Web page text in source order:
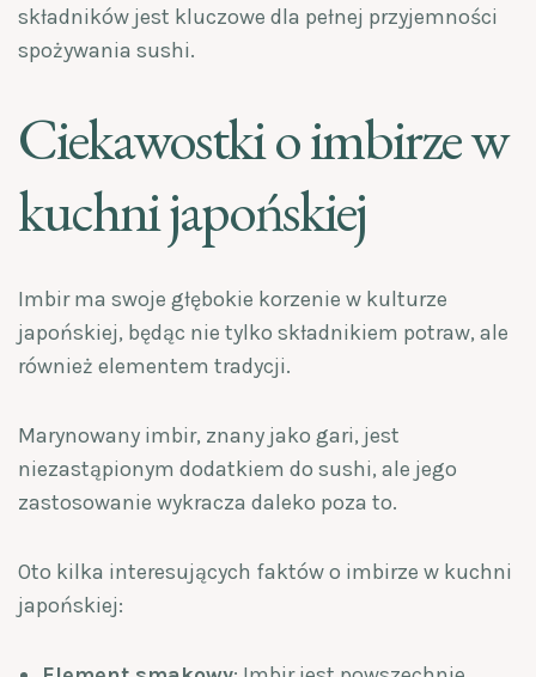
składników jest kluczowe dla pełnej przyjemności
spożywania sushi.
Ciekawostki o imbirze w
kuchni japońskiej
Imbir ma swoje głębokie korzenie w kulturze
japońskiej, będąc nie tylko składnikiem potraw, ale
również elementem tradycji.
Marynowany imbir, znany jako gari, jest
niezastąpionym dodatkiem do sushi, ale jego
zastosowanie wykracza daleko poza to.
Oto kilka interesujących faktów o imbirze w kuchni
japońskiej: